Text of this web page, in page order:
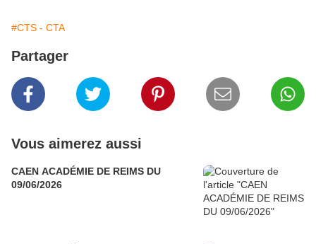
#CTS - CTA
Partager
Vous aimerez aussi
CAEN ACADÉMIE DE REIMS DU
09/06/2026